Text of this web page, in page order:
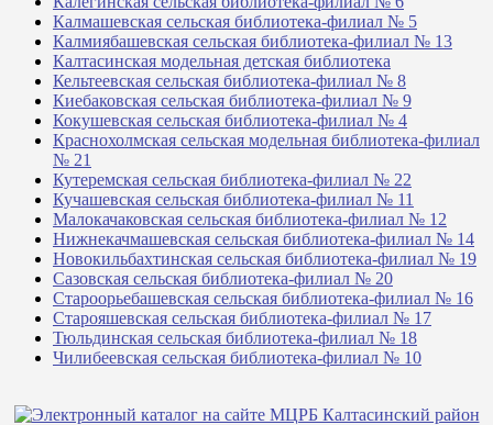
Калмашевская сельская библиотека-филиал № 5
Калмиябашевская сельская библиотека-филиал № 13
Калтасинская модельная детская библиотека
Кельтеевская сельская библиотека-филиал № 8
Киебаковская сельская библиотека-филиал № 9
Кокушевская сельская библиотека-филиал № 4
Краснохолмская сельская модельная библиотека-филиал
№ 21
Кутеремская сельская библиотека-филиал № 22
Кучашевская сельская библиотека-филиал № 11
Малокачаковская сельская библиотека-филиал № 12
Нижнекачмашевская сельская библиотека-филиал № 14
Новокильбахтинская сельская библиотека-филиал № 19
Сазовская сельская библиотека-филиал № 20
Староорьебашевская сельская библиотека-филиал № 16
Старояшевская сельская библиотека-филиал № 17
Тюльдинская сельская библиотека-филиал № 18
Чилибеевская сельская библиотека-филиал № 10